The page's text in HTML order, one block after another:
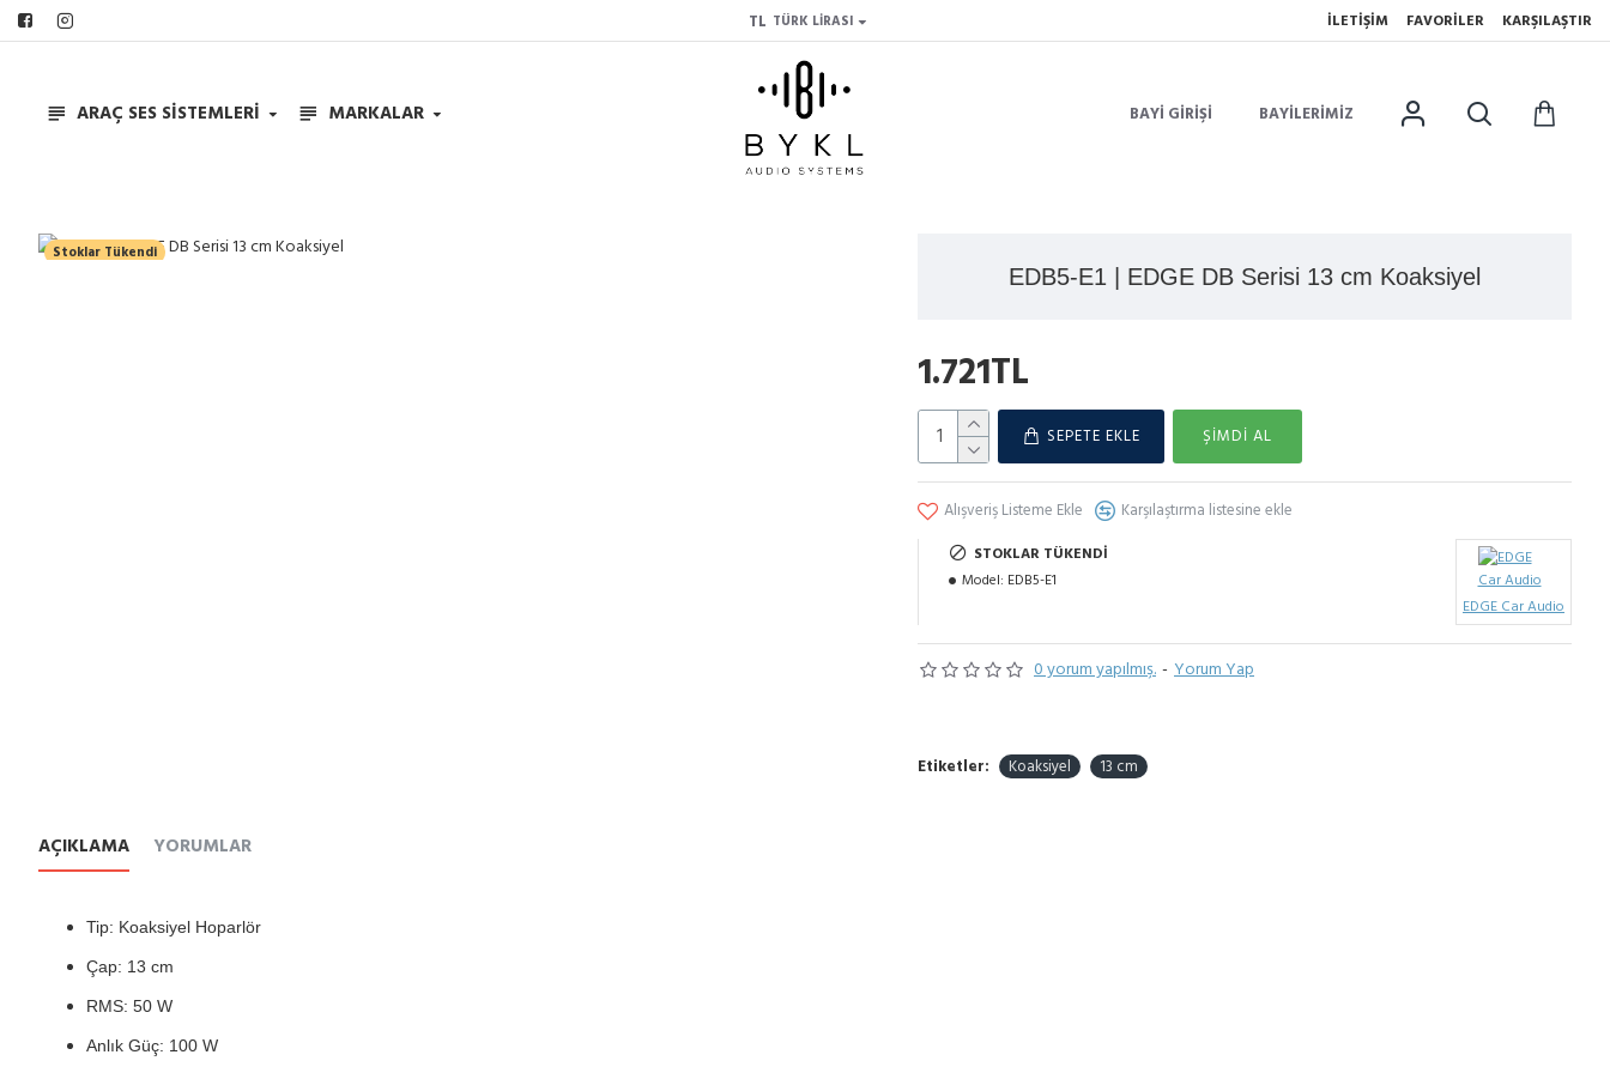
TL TÜRK LIRASI İLETIŞIM FAVORILER KARŞILAŞTIR
ARAÇ SES SISTEMLERI MARKALAR BAYI GIRIŞI BAYILERIMIZ
Stoklar Tükendi
EDB5-E1 | EDGE DB Serisi 13 cm Koaksiyel
STOKLAR TÜKENDI
Model: EDB5-E1
EDGE Car Audio
0 yorum yapılmış. - Yorum Yap
1.721TL
SEPETE EKLE ŞIMDI AL
Alışveriş Listeme Ekle Karşılaştırma listesine ekle
Etiketler: Koaksiyel 13 cm
AÇIKLAMA YORUMLAR
Tip: Koaksiyel Hoparlör
Çap: 13 cm
RMS: 50 W
Anlık Güç: 100 W